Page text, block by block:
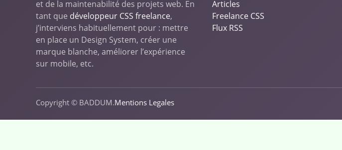
et de la maintenabilité des projets web. En
tant que développeur CSS freelance,
j’interviens habituellement pour : mettre
en place un Design System, créer une
marque blanche, améliorer l’expérience
sur mobile, etc.
Articles
Freelance CSS
Flux RSS
Copyright © BADDUM.Mentions Legales